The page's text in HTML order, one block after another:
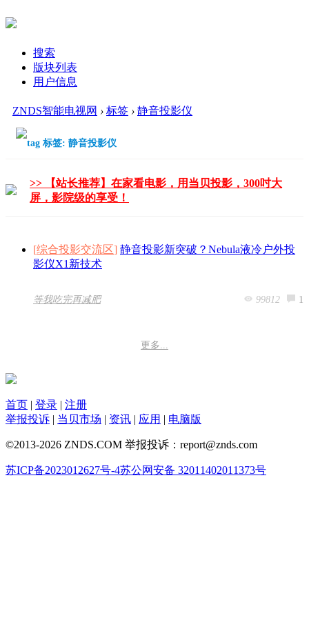
搜索
版块列表
用户信息
ZNDS智能电视网 › 标签 › 静音投影仪
标签: 静音投影仪
>> 【站长推荐】在家看电影，用当贝投影，300吋大
屏，影院级的享受！
[综合投影交流区] 静音投影新突破？Nebula液冷户外投
影仪X1新技术
等我吃完再减肥 99812 1
更多...
首页 | 登录 | 注册
举报投诉 | 当贝市场 | 资讯 | 应用 | 电脑版
©2013-2026 ZNDS.COM 举报投诉：report@znds.com
苏ICP备2023012627号-4苏公网安备 32011402011373号